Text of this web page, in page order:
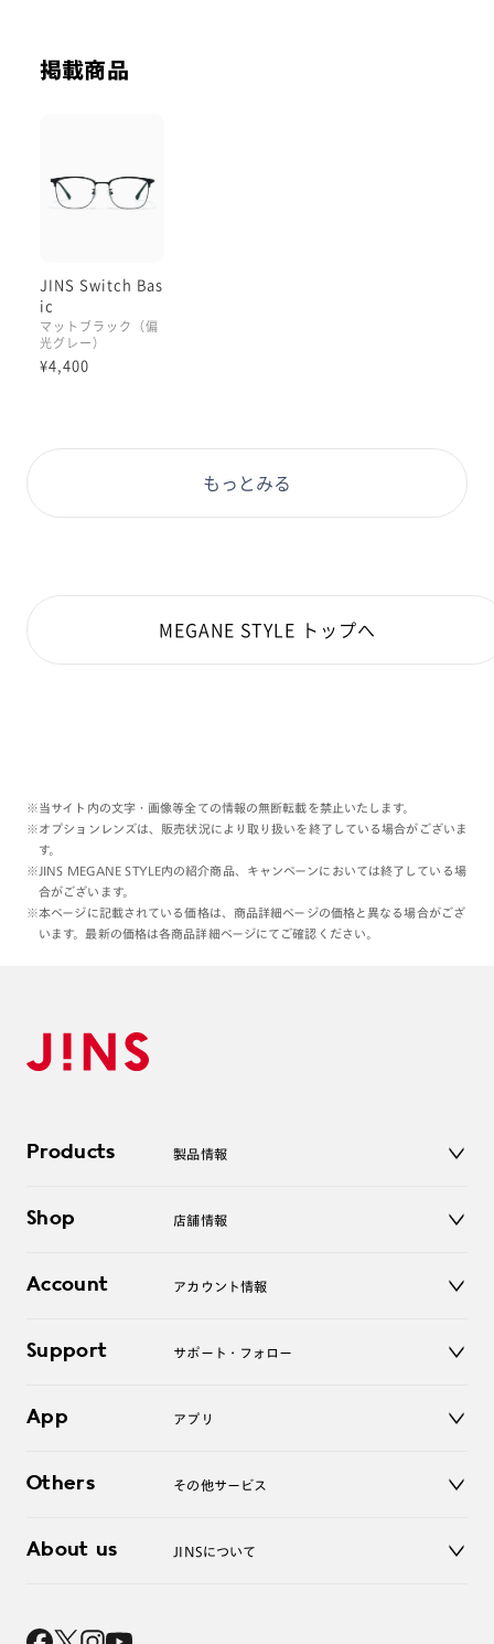
掲載商品
JINS Switch Bas
ic
マットブラック（偏
光グレー）
¥4,400
もっとみる
MEGANE STYLE トップへ
※当サイト内の文字・画像等全ての情報の無断転載を禁止いたします。
※オプションレンズは、販売状況により取り扱いを終了している場合がございま
す。
※JINS MEGANE STYLE内の紹介商品、キャンペーンにおいては終了している場
合がございます。
※本ページに記載されている価格は、商品詳細ページの価格と異なる場合がござ
います。最新の価格は各商品詳細ページにてご確認ください。
Products 製品情報
サングラス
コンタクトレンズ
アクセサリー
Shop 店舗情報
オンラインショップ
Account アカウント情報
ログアウト
Support サポート・フォロー
よくあるご質問
お問い合わせ
App アプリ
Others その他サービス
レンズ交換
About us JINSについて